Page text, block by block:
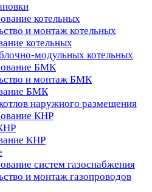
котельных
и монтаж котельных
котельных
модульных котельных
БМК
и монтаж БМК
БМК
наружного размещения
КНР
КНР
систем газоснабжения
и монтаж газопроводов